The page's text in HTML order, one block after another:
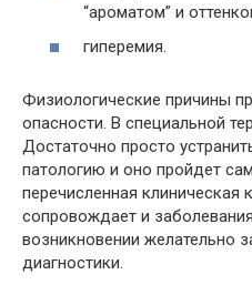
“ароматом” и
гиперемия.
Физиологические причины
опасности. В специальной
Достаточно просто
патологию и оно пройдет
перечисленная клиническая
сопровождает и
возникновении желательно
диагностики.